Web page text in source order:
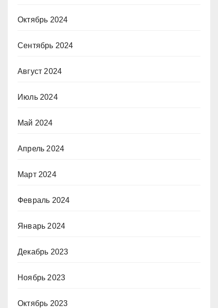
Октябрь 2024
Сентябрь 2024
Август 2024
Июль 2024
Май 2024
Апрель 2024
Март 2024
Февраль 2024
Январь 2024
Декабрь 2023
Ноябрь 2023
Октябрь 2023